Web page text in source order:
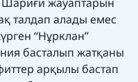
талдап алады емес
“Нұрклан”
басталып жатқаны
арқылы бастап